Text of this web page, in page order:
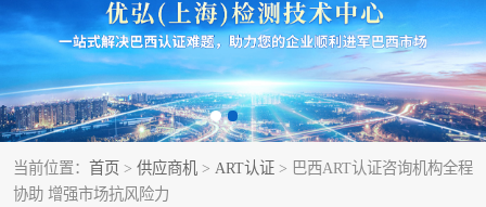
当前位置： 首页 > 供应商机 > ART认证 > 巴西ART认证咨询机构全程
协助 增强市场抗风险力
RECYCLASS认证 NR10认证
NR12认证 NR13认证
ART认证 巴西NR认证
巴西认证 RETIE认证